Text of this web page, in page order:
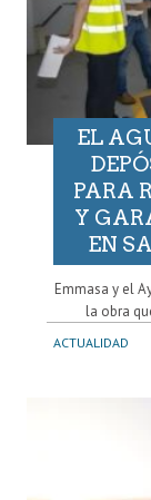
EL
PARA
Y
EN
Emmasa y el
la obra
ACTUALIDAD